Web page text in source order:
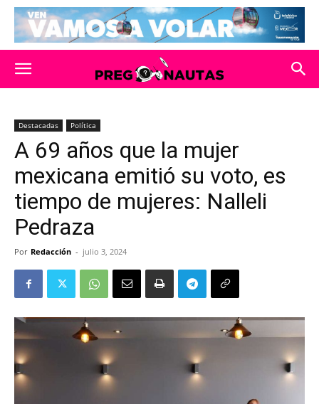
Destacadas Política
A 69 años que la mujer
mexicana emitió su voto, es
tiempo de mujeres: Nalleli
Pedraza
Por Redacción - julio 3, 2024